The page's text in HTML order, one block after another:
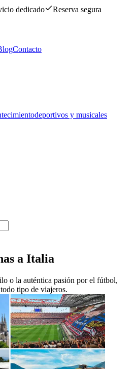
dedicado
Reserva segura
Contacto
deportivos y musicales
a Italia
o la auténtica pasión por el fútbol,
tipo de viajeros.